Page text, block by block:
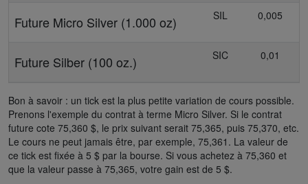
Future Micro Silver (1.000 oz) SIL 0,005
Future Silber (100 oz.) SIC 0,01
Bon à savoir : un tick est la plus petite variation de cours possible.
Prenons l'exemple du contrat à terme Micro Silver. Si le contrat
future cote 75,360 $, le prix suivant serait 75,365, puis 75,370, etc.
Le cours ne peut jamais être, par exemple, 75,361. La valeur de
ce tick est fixée à 5 $ par la bourse. Si vous achetez à 75,360 et
que la valeur passe à 75,365, votre gain est de 5 $.